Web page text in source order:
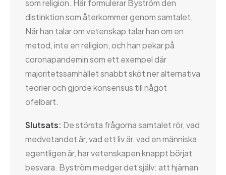
som religion. Här formulerar Byström den
distinktion som återkommer genom samtalet.
När han talar om vetenskap talar han om en
metod, inte en religion, och han pekar på
coronapandemin som ett exempel där
majoritetssamhället snabbt sköt ner alternativa
teorier och gjorde konsensus till något
ofelbart.
Slutsats: De största frågorna samtalet rör, vad
medvetandet är, vad ett liv är, vad en människa
egentligen är, har vetenskapen knappt börjat
besvara. Byström medger det själv: att hjärnan